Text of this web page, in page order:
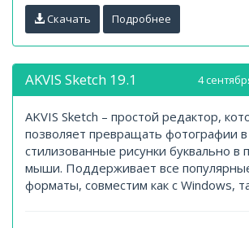
Скачать Подробнее
4
AKVIS Sketch 19.1
AKVIS Sketch – простой редактор,
позволяет превращать фотографии в
стилизованные рисунки буквально в
мыши. Поддерживает все
форматы, совместим как с Windows,